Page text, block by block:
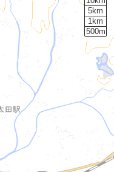
5km
1km
500m